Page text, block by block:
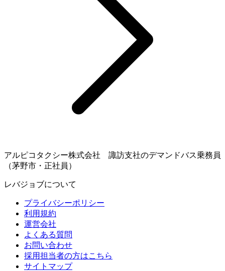
アルピコタクシー株式会社 諏訪支社のデマンドバス乗務員
（茅野市・正社員）
レバジョブについて
プライバシーポリシー
利用規約
運営会社
よくある質問
お問い合わせ
採用担当者の方はこちら
サイトマップ